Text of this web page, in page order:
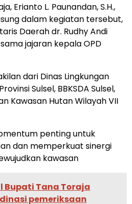
Erianto L. Paunandan, S.H.,
dalam kegiatan tersebut,
Daerah dr. Rudhy Andi
jajaran kepala OPD
dari Dinas Lingkungan
Sulsel, BBKSDA Sulsel,
Kawasan Hutan Wilayah VII
penting untuk
dan memperkuat sinergi
kawasan
Bupati Tana Toraja
pemeriksaan